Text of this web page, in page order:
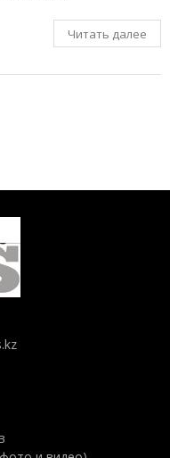
Читать далее